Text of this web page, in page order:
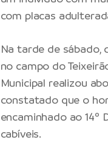
com placas
Na tarde de sábado,
no campo do
Municipal realizou
constatado que o
encaminhado ao
cabíveis.